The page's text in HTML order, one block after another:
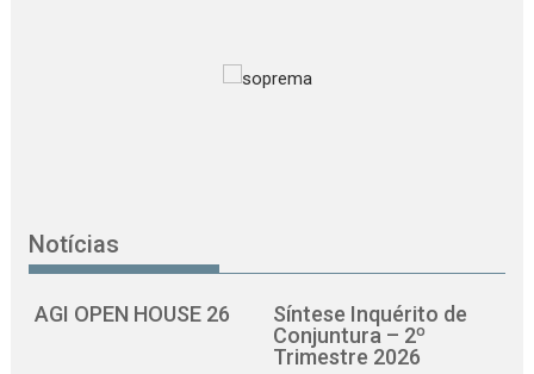
Notícias
AGI OPEN HOUSE 26
Síntese Inquérito de
Conjuntura – 2º
Trimestre 2026